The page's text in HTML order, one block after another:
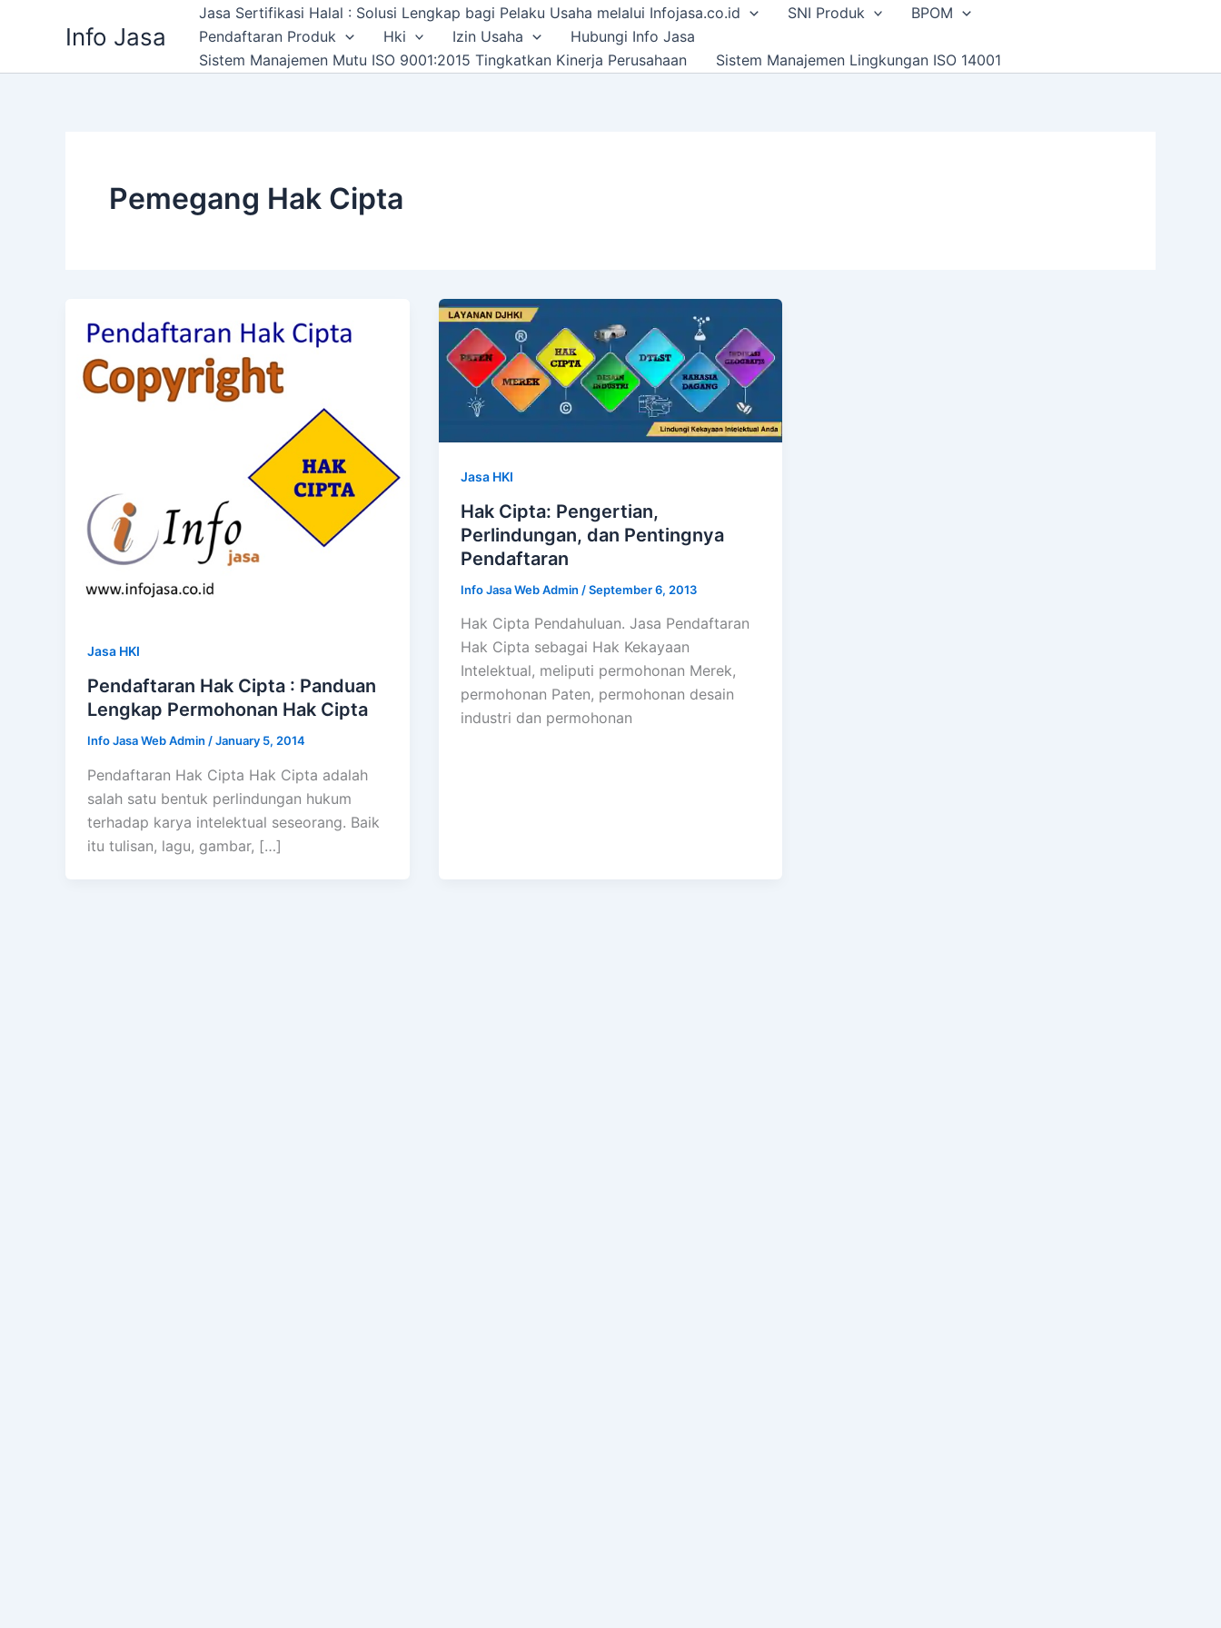
Info Jasa
Jasa Sertifikasi Halal : Solusi Lengkap bagi Pelaku Usaha melalui Infojasa.co.id SNI Produk
BPOM
Pendaftaran Produk
Hki Izin Usaha
Hubungi Info Jasa
Sistem Manajemen Mutu ISO 9001:2015 Tingkatkan Kinerja Perusahaan
Sistem Manajemen Lingkungan ISO 14001
Pemegang Hak Cipta
Jasa HKI
Pendaftaran Hak Cipta : Panduan
Lengkap Permohonan Hak Cipta
Info Jasa Web Admin /January 5, 2014
Pendaftaran Hak Cipta Hak Cipta adalah
salah satu bentuk perlindungan hukum
terhadap karya intelektual seseorang. Baik
itu tulisan, lagu, gambar, […]
Jasa HKI
Hak Cipta: Pengertian,
Perlindungan, dan Pentingnya
Pendaftaran
Info Jasa Web Admin /September 6, 2013
Hak Cipta Pendahuluan. Jasa Pendaftaran
Hak Cipta sebagai Hak Kekayaan
Intelektual, meliputi permohonan Merek,
permohonan Paten, permohonan desain
industri dan permohonan